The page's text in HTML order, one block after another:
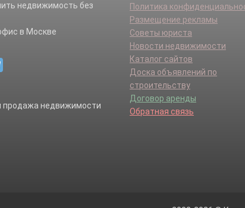
недвижимость без
в Москве
Политика
Размещение рекламы
Советы юриста
Новости недвижимости
Каталог сайтов
Доска объявлений по
строительству
Договор аренды
Обратная связь